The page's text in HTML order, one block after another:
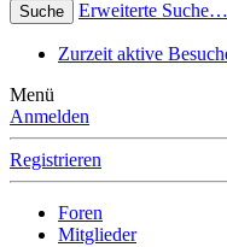
Suche Erweiterte Suche…
Zurzeit aktive
Menü
Anmelden
Registrieren
Foren
Mitglieder